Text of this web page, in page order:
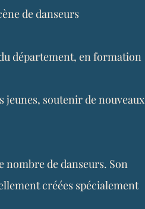
de danseurs
département, en formation
jeunes, soutenir de nouveaux
nombre de danseurs. Son
créées spécialement